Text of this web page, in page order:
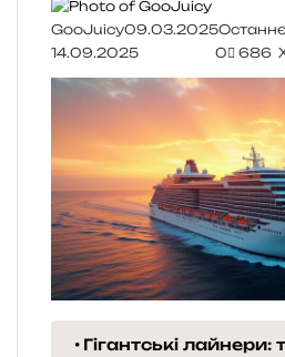
GooJuicy09.03.2025
14.09.2025
0 686
Гігантські лайнери: